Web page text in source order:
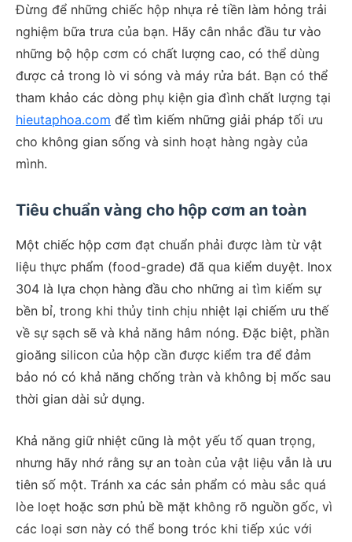
Đừng để những chiếc hộp nhựa rẻ tiền làm hỏng trải
nghiệm bữa trưa của bạn. Hãy cân nhắc đầu tư vào
những bộ hộp cơm có chất lượng cao, có thể dùng
được cả trong lò vi sóng và máy rửa bát. Bạn có thể
tham khảo các dòng phụ kiện gia đình chất lượng tại
hieutaphoa.com để tìm kiếm những giải pháp tối ưu
cho không gian sống và sinh hoạt hàng ngày của
mình.
Tiêu chuẩn vàng cho hộp cơm an toàn
Một chiếc hộp cơm đạt chuẩn phải được làm từ vật
liệu thực phẩm (food-grade) đã qua kiểm duyệt. Inox
304 là lựa chọn hàng đầu cho những ai tìm kiếm sự
bền bỉ, trong khi thủy tinh chịu nhiệt lại chiếm ưu thế
về sự sạch sẽ và khả năng hâm nóng. Đặc biệt, phần
gioăng silicon của hộp cần được kiểm tra để đảm
bảo nó có khả năng chống tràn và không bị mốc sau
thời gian dài sử dụng.
Khả năng giữ nhiệt cũng là một yếu tố quan trọng,
nhưng hãy nhớ rằng sự an toàn của vật liệu vẫn là ưu
tiên số một. Tránh xa các sản phẩm có màu sắc quá
lòe loẹt hoặc sơn phủ bề mặt không rõ nguồn gốc, vì
các loại sơn này có thể bong tróc khi tiếp xúc với